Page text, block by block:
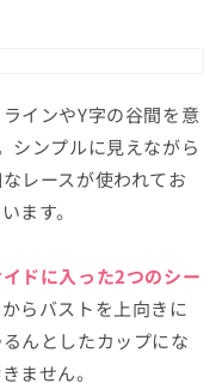
インやY字の谷間を意
シンプルに見えながら
レースが使われてお
ます。
ドに入った2つのシー
らバストを上向きに
んとしたカップにな
ません。